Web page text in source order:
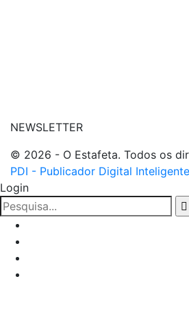
NEWSLETTER
© 2026 - O Estafeta. Todos os
PDI - Publicador Digital
Login